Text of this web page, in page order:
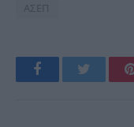
ΑΣΕΠ
Facebook Twitter